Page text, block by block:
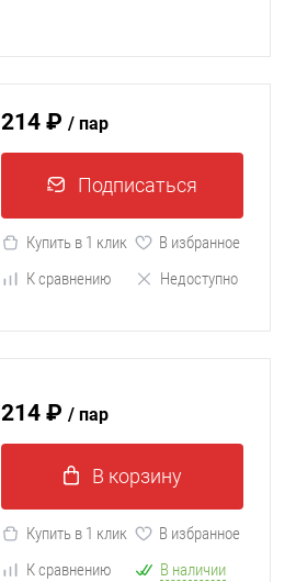
214 ₽ / пар
Подписаться
Купить в 1 клик
В избранное
К сравнению
Недоступно
214 ₽ / пар
В корзину
Купить в 1 клик
В избранное
К сравнению
В наличии